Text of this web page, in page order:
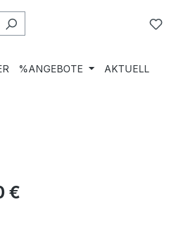
%ANGEBOTE AKTUELL
Preis:
€